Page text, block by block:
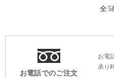
全5
お電話でのご注文
お電
承り